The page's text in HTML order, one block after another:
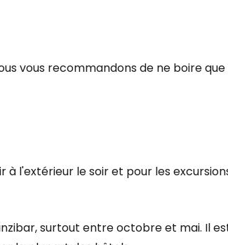
vous recommandons de ne boire que
à l'extérieur le soir et pour les
surtout entre octobre et mai. Il